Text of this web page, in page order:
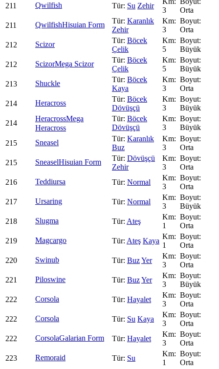
211
Qwilfish Su Zehir
3
Orta
211
QwilfishHisuian Form
Karanlık
Zehir
3
Orta
212
Scizor
Böcek
Çelik
5
Büyük
212
ScizorMega Scizor
Böcek
Çelik
5
Büyük
213
Shuckle
Böcek
Kaya
3
Orta
214
Heracross
Böcek
Dövüşçü
3
Büyük
214
HeracrossMega
Heracross
Böcek
Dövüşçü
3
Büyük
215
Sneasel
Karanlık
Buz
3
Orta
215
SneaselHisuian Form
Dövüşçü
Zehir
3
Orta
216
Teddiursa Normal
3
Orta
217
Ursaring Normal
3
Büyük
218
Slugma Ateş
1
Orta
219
Magcargo Ateş Kaya
1
Orta
220
Swinub BuzYer
3
Orta
221
Piloswine BuzYer
3
Büyük
222
Corsola Hayalet
3
Orta
222
Corsola Su Kaya
3
Orta
222
CorsolaGalarian Form Hayalet
3
Orta
223
Remoraid Su
1
Orta